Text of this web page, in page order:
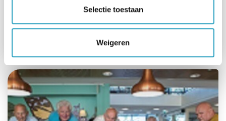
Selectie toestaan
Weigeren